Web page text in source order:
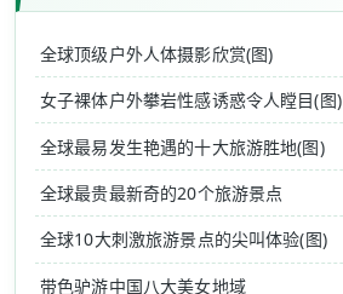
全球顶级户外人体摄影欣赏(图)
女子裸体户外攀岩性感诱惑令人瞠目(图)
全球最易发生艳遇的十大旅游胜地(图)
全球最贵最新奇的20个旅游景点
全球10大刺激旅游景点的尖叫体验(图)
带色驴游中国八大美女地域